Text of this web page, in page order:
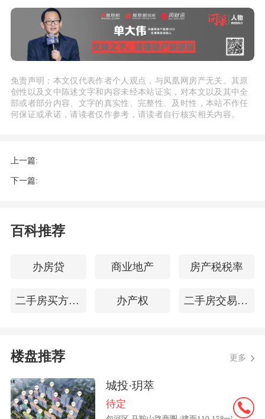
免责声明：本文仅代表作者个人观点，与凤凰网房产无关。其原
创性以及文中陈述文字和内容未经本站证实，对本文以及其中全
部或者部分内容、文字的真实性、完整性、及时性，本站不作任
何保证或承诺，请读者仅作参考，请读者自行核实相关内容。
上一篇:
下一篇:
百科推荐
办房贷 商业地产 房产税税率
二手房买方违约 办产权 二手房交易过户
楼盘推荐 更多
城投·玥萃
待定